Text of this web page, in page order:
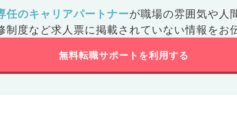
任のキャリアパートナーが職場の雰囲気や人
制度など求人票に掲載されていない情報をお
無料転職サポートを利用する